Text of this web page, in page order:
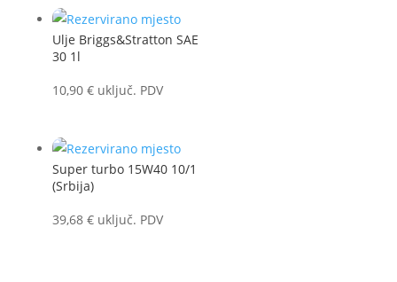
Ulje Briggs&Stratton SAE
30 1l
10,90 € uključ. PDV
Super turbo 15W40 10/1
(Srbija)
39,68 € uključ. PDV